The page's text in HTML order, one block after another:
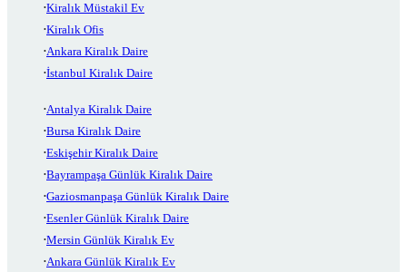
Kiralık Müstakil Ev
Kiralık Ofis
Ankara Kiralık Daire
İstanbul Kiralık Daire
Antalya Kiralık Daire
Bursa Kiralık Daire
Eskişehir Kiralık Daire
Bayrampaşa Günlük Kiralık Daire
Gaziosmanpaşa Günlük Kiralık Daire
Esenler Günlük Kiralık Daire
Mersin Günlük Kiralık Ev
Ankara Günlük Kiralık Ev